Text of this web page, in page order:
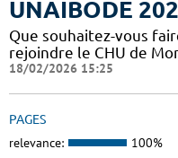
UNAIBODE
Que souhaitez-vous
rejoindre le CHU de
18/02/2026 15:25
PAGES
relevance: 100%